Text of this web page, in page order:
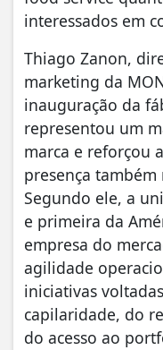
interessados em
Thiago Zanon,
marketing da
inauguração da
representou um
marca e reforçou
presença
Segundo ele, a
e primeira da
empresa do
agilidade
iniciativas
capilaridade, do
do acesso ao